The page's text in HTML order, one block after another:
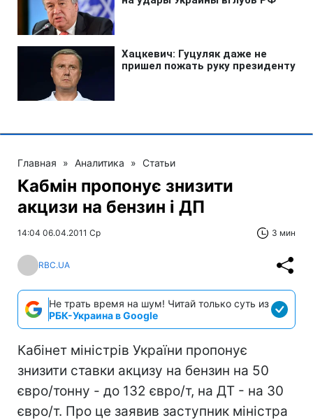
Главная » Аналитика » Статьи
Кабмін пропонує знизити
акцизи на бензин і ДП
14:04 06.04.2011 Ср 3 мин
RBC.UA
Не трать время на шум! Читай только суть из
РБК-Украина в Google
Кабінет міністрів України пропонує
знизити ставки акцизу на бензин на 50
євро/тонну - до 132 євро/т, на ДТ - на 30
євро/т. Про це заявив заступник міністра